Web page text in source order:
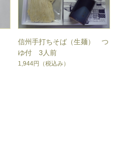
信州手打ちそば（生麺） つ
ゆ付 3人前
1,944円 （税込み）